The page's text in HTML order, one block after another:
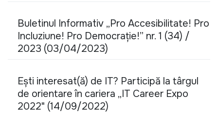
Buletinul Informativ „Pro Accesibilitate! Pro
Incluziune! Pro Democrație!” nr. 1 (34) /
2023 (03/04/2023)
Ești interesat(ă) de IT? Participă la târgul
de orientare în cariera „IT Career Expo
2022" (14/09/2022)